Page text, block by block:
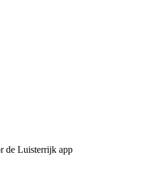
de Luisterrijk app